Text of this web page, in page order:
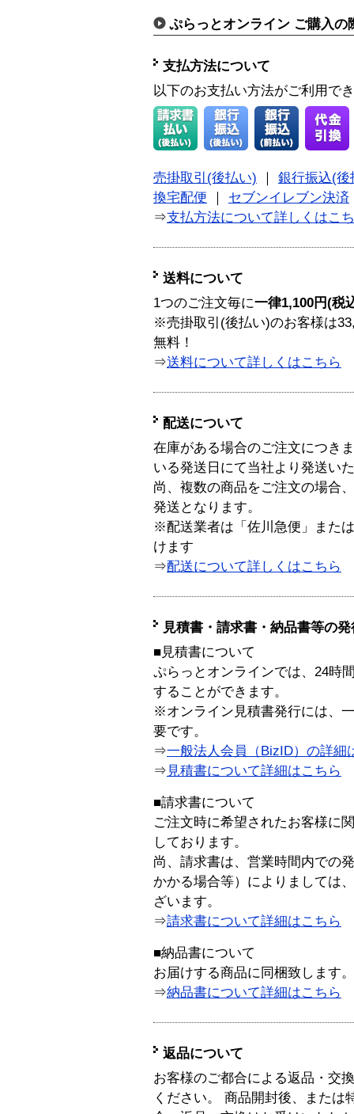
ぷらっとオンライン ご購入の
支払方法について
以下のお支払い方法がご利用で
売掛取引(後払い)
銀行振込(後
換宅配便
セブンイレブン決済
⇒支払方法について詳しくはこ
送料について
1つのご注文毎に一律1,100円(税
※売掛取引(後払い)のお客様は
無料！
⇒送料について詳しくはこちら
配送について
在庫がある場合のご注文につき
いる発送日にて当社より発送い
尚、複数の商品をご注文の場合
発送となります。
※配送業者は「佐川急便」また
けます
⇒配送について詳しくはこちら
見積書・請求書・納品書等の
■見積書について
ぷらっとオンラインでは、24時
することができます。
※オンライン見積書発行には、
要です。
⇒一般法人会員（BizID）の詳細
⇒ 見積書について詳細はこちら
■請求書について
ご注文時に希望されたお客様に
しております。
尚、請求書は、営業時間内での
かかる場合等）によりましては
ざいます。
⇒請求書について詳細はこちら
■納品書について
お届けする商品に同梱致します。
⇒納品書について詳細はこちら
返品について
お客様のご都合による返品・交
ください。 商品開封後、または